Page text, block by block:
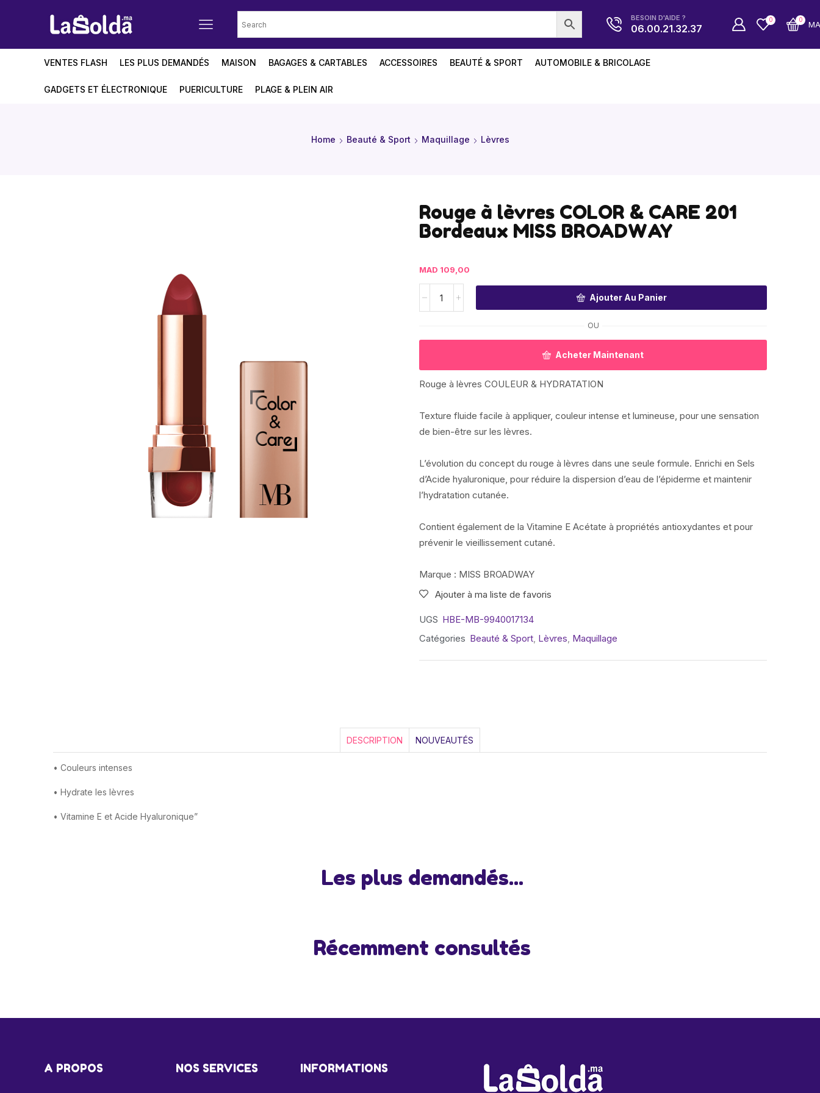
BESOIN D'AIDE ?
06.00.21.32.37
0 0
VENTES FLASH LES PLUS DEMANDÉS MAISON BAGAGES & CARTABLES ACCESSOIRES BEAUTÉ & SPORT AUTOMOBILE & BRICOLAGE
GADGETS ET ÉLECTRONIQUE PUERICULTURE PLAGE & PLEIN AIR
Home Beauté & Sport Maquillage Lèvres
Rouge à lèvres COLOR & CARE 201
Bordeaux MISS BROADWAY
MAD 109,00
Ajouter Au Panier
OU
Acheter Maintenant
Rouge à lèvres COULEUR & HYDRATATION
Texture fluide facile à appliquer, couleur intense et lumineuse, pour une sensation
de bien-être sur les lèvres.
L’évolution du concept du rouge à lèvres dans une seule formule. Enrichi en Sels
d’Acide hyaluronique, pour réduire la dispersion d’eau de l’épiderme et maintenir
l’hydratation cutanée.
Contient également de la Vitamine E Acétate à propriétés antioxydantes et pour
prévenir le vieillissement cutané.
Marque : MISS BROADWAY
Ajouter à ma liste de favoris
UGS HBE-MB-9940017134
Catégories Beauté & Sport, Lèvres, Maquillage
DESCRIPTION NOUVEAUTÉS
• Couleurs intenses
• Hydrate les lèvres
• Vitamine E et Acide Hyaluronique”
Les plus demandés...
Récemment consultés
A PROPOS NOS SERVICES INFORMATIONS